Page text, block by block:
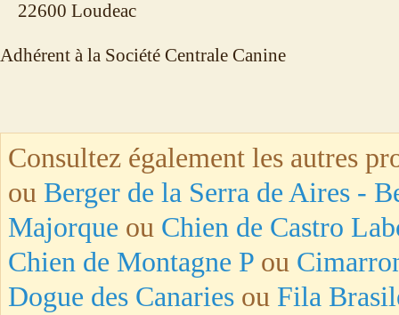
22600 Loudeac
Adhérent à la Société Centrale Canine
Consultez également les autres
ou Berger de la Serra de Aires -
Majorque ou Chien de Castro
Chien de Montagne P ou
Dogue des Canaries ou Fila